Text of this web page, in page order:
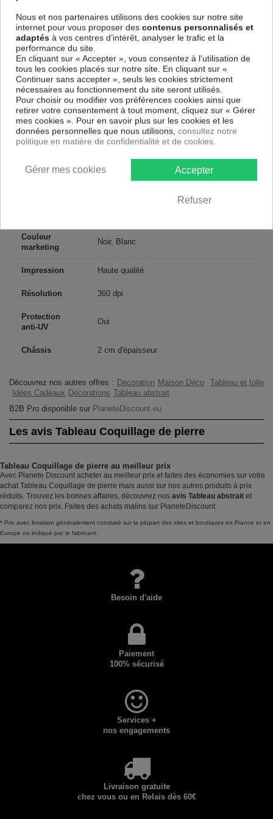
cotés et une toile tendue sur un châssis fait de matériaux respectueux
de l'environnement, vous pourrez suspendre le tableau immédiatement
sans avoir à l'encadrer.
Le Tableau Abstrait Coquillage de pierreest résistant aux rayons UV,
inodore et 100 % sûr, parfait même pour la chambre à coucher et la
chambre des enfants.
Notre large choix de tableaux tendances et modernes constituent un
moyen simple et pas cher de donner une nouvelle touche à vos
intérieurs, il y en a pour tous les goût.
Descriptif technique
Couleur
marketing
Noir, Blanc
Impression Haute qualité
Résolution 360 dpi
Protection
anti-UV
Oui
Châssis 2 cm d'épaisseur
Découvrez nos autres offres : Décoration Maison Déco
Tableau et toile
Idées Cadeaux Décorations Tableau abstrait
B2B Pro disponible sur PlaneteDiscount.eu
Les avis Tableau Coquillage de pierre
Tableau Coquillage de pierre au meilleur prix
Avec Planete Discount acheter au meilleur prix et faites des économies sur votre
achat Tableau Coquillage de pierre mais aussi sur nos autres produits à prix
réduits. Trouvez les bonnes affaires, découvrez nos avis Tableau abstrait et
comparez nos prix. Faites des achats malins sur PlaneteDiscount.
* Prix avec livraison généralement constaté sur la plupart des sites et boutiques en France et en
Europe ou indiqué par le fabricant.
Besoin d'aide
Paiement
100% sécurisé
Services +
nos engagements
Livraison gratuite
chez vous ou en Relais dès 60€
Nous et nos partenaires utilisons des cookies sur notre site
internet pour vous proposer des contenus personnalisés et
adaptés à vos centres d’intérêt, analyser le trafic et la
performance du site.
En cliquant sur « Accepter », vous consentez à l'utilisation de
tous les cookies placés sur notre site. En cliquant sur «
Continuer sans accepter », seuls les cookies strictement
nécessaires au fonctionnement du site seront utilisés.
Pour choisir ou modifier vos préférences cookies ainsi que
retirer votre consentement à tout moment, cliquez sur « Gérer
mes cookies ». Pour en savoir plus sur les cookies et les
données personnelles que nous utilisons, consultez notre
politique en matière de confidentialité et de cookies.
Accepter
Refuser
Gérer mes cookies